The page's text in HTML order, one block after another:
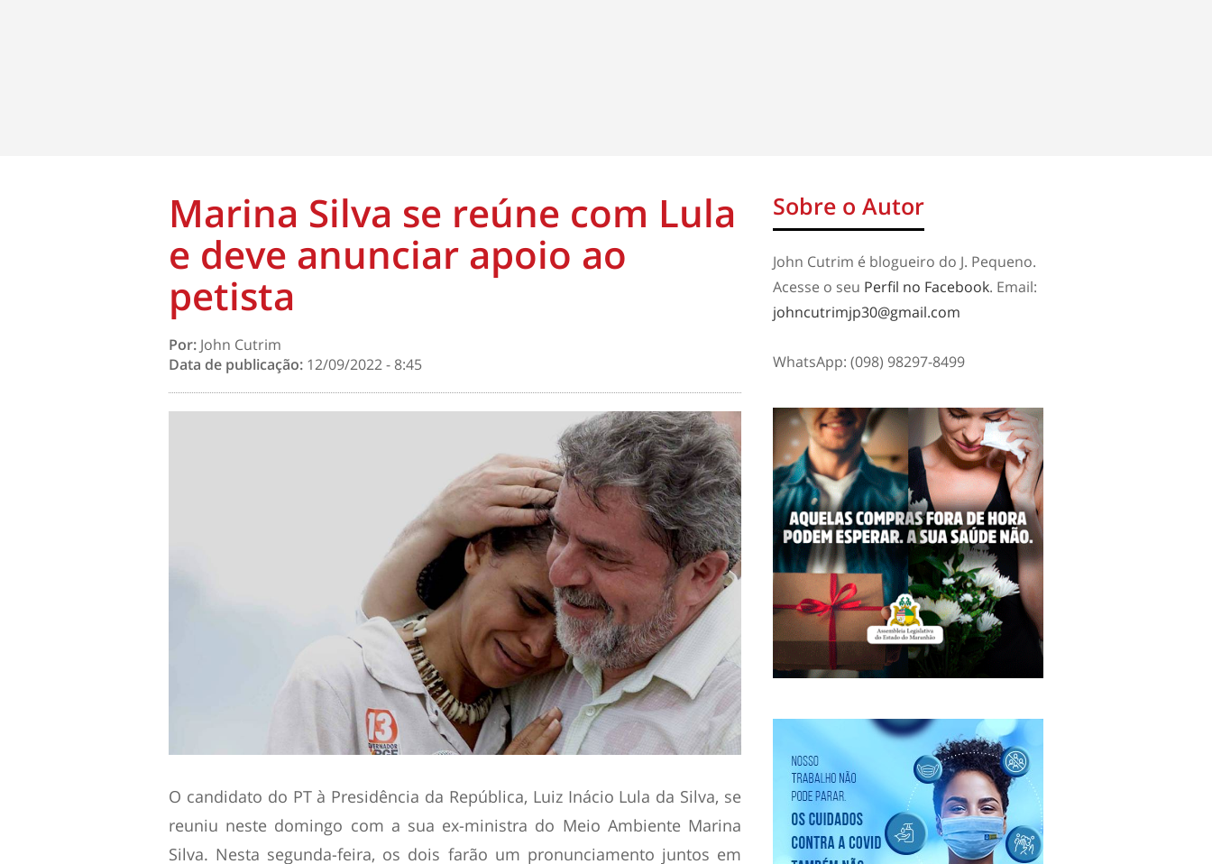
Marina Silva se reúne com Lula
e deve anunciar apoio ao
petista
Por: John Cutrim
Data de publicação: 12/09/2022 - 8:45
O candidato do PT à Presidência da República, Luiz Inácio Lula da Silva, se
reuniu neste domingo com a sua ex-ministra do Meio Ambiente Marina
Silva. Nesta segunda-feira, os dois farão um pronunciamento juntos em
Sobre o Autor
John Cutrim é blogueiro do J. Pequeno.
Acesse o seu Perfil no Facebook. Email:
johncutrimjp30@gmail.com
WhatsApp: (098) 98297-8499